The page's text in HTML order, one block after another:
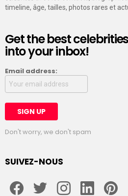
timeline, âge, tailles, photos rares et
Get the best
into your inbox!
Email address:
Don't worry, we don't spam
SUIVEZ-NOUS